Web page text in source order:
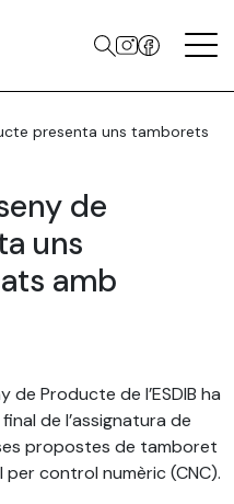
presenta uns tamborets
de
uns
amb
de Producte de l’ESDIB ha
de l’assignatura de
propostes de tamboret
control numèric (CNC).